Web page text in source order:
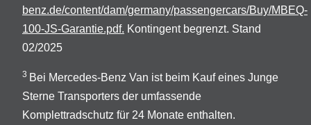
benz.de/content/dam/germany/passengercars/Buy/MBEQ-
100-JS-Garantie.pdf. Kontingent begrenzt. Stand
02/2025
3 Bei Mercedes-Benz Van ist beim Kauf eines Junge
Sterne Transporters der umfassende
Komplettradschutz für 24 Monate enthalten.